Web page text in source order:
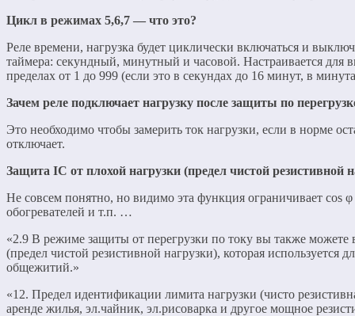
Цикл в режимах 5,6,7 — что это?
Реле времени, нагрузка будет циклически включаться и
таймера: секундный, минутный и часовой. Настраивается
пределах от 1 до 999 (если это в секундах до 16 минут, в
Зачем реле подключает нагрузку после защиты по
Это необходимо чтобы замерить ток нагрузки, если в норме
отключает.
Защита IС от плохой нагрузки (предел чистой резистивной
Не совсем понятно, но видимо эта функция ограничивает cos
обогревателей и т.п. …
«2.9 В режиме защиты от перегрузки по току вы также можете
(предел чистой резистивной нагрузки), которая используется
общежитий.»
«12. Предел идентификации лимита нагрузки (чисто
аренде жилья, эл.чайник, эл.рисоварка и другое мощное